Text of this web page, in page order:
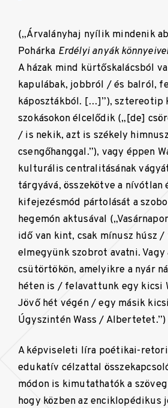
(„Árvalányhaj nyílik mindenik
Pohárka Erdélyi anyák
A házak mind kürtőskalácsból
kapulábak, jobbról / és balról,
káposztákból. […]”), sztereotip
szokásokon élcelődik („[de]
/ is nekik, azt is székely himnusz
csengőhanggal.”), vagy éppen
kulturális centralitásának
tárgyává, összekötve a nívótlan
kifejezésmód pártolását a
hegemón aktusával
idő van kint, csak mínusz húsz
elmegyünk szobrot avatni. Vagy
csütörtökön, amelyikre a nyár
héten is / felavattunk egy kicsi
Jövő hét végén / egy másik
Úgyszintén Wass / Albertetet.”)
A képviseleti líra poétikai-
edukatív célzattal
módon is kimutathatók a
hogy közben az enciklopédikus